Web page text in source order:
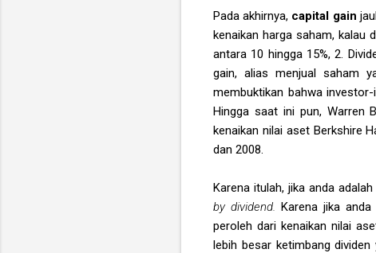
Pada akhirnya, capital gain
kenaikan harga saham, kalau
antara 10 hingga 15%, 2.
gain, alias menjual saham
membuktikan bahwa
Hingga saat ini pun, Warren
kenaikan nilai aset Berkshire
dan 2008.
Karena itulah, jika anda
by dividend. Karena jika
peroleh dari kenaikan nilai
lebih besar ketimbang